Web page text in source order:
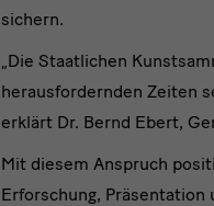
sichern.
„Die Staatlichen
herausfordernden Zeiten
erklärt Dr. Bernd Ebert,
Mit diesem Anspruch
Erforschung,